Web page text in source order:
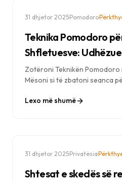
31 dhjetor 2025·Pomodoro·
Teknika Pomodoro
Shfletuesve:
Implementimi
Zotëroni Teknikën Pomodoro
Mësoni si të zbatoni seanca
rrisni produktivitetin tuaj.
Lexo më shumë
31 dhjetor 2025·Privatësia·
Shtesat e skedës së